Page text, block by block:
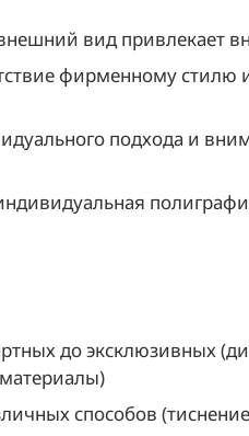
вид привлекает
фирменному стилю
подхода и
до эксклюзивных
способов